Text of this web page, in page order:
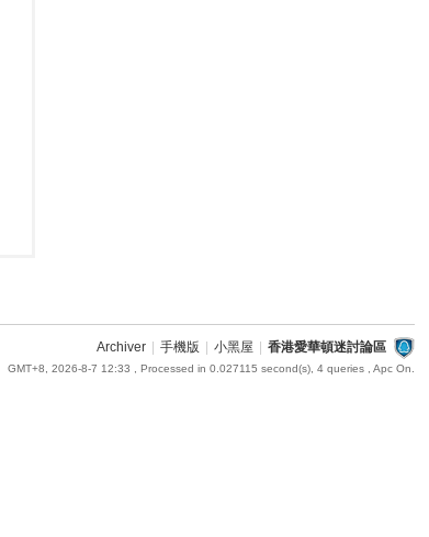
Archiver 手機版 小黑屋 香港愛華頓迷討論區
GMT+8, 2026-8-7 12:33 , Processed in 0.027115 second(s), 4 queries , Apc On.